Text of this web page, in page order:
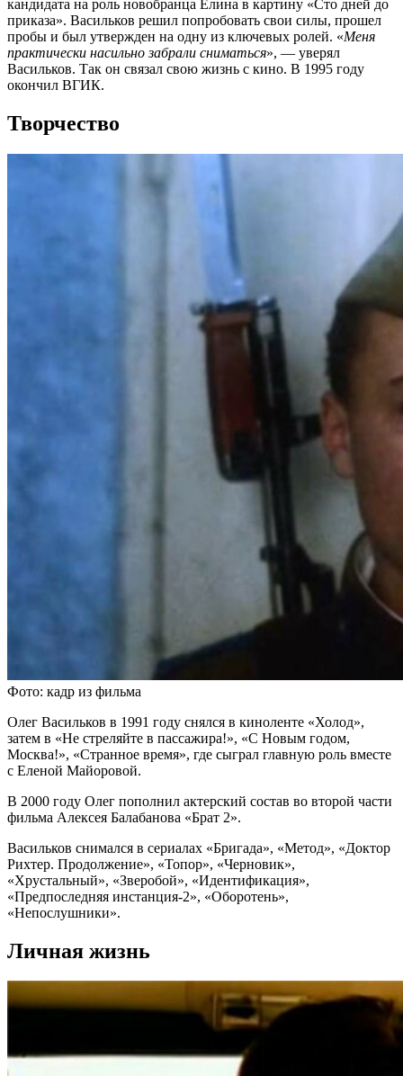
кандидата на роль новобранца Елина в картину «Сто дней до
приказа». Васильков решил попробовать свои силы, прошел
пробы и был утвержден на одну из ключевых ролей. «Меня
практически насильно забрали сниматься», — уверял
Васильков. Так он связал свою жизнь с кино. В 1995 году
окончил ВГИК.
Творчество
Фото: кадр из фильма
Олег Васильков в 1991 году снялся в киноленте «Холод»,
затем в «Не стреляйте в пассажира!», «С Новым годом,
Москва!», «Странное время», где сыграл главную роль вместе
с Еленой Майоровой.
В 2000 году Олег пополнил актерский состав во второй части
фильма Алексея Балабанова «Брат 2».
Васильков снимался в сериалах «Бригада», «Метод», «Доктор
Рихтер. Продолжение», «Топор», «Черновик»,
«Хрустальный», «Зверобой», «Идентификация»,
«Предпоследняя инстанция-2», «Оборотень»,
«Непослушники».
Личная жизнь